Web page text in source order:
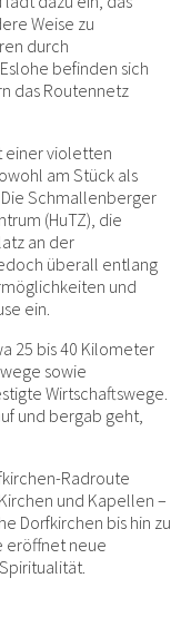
Weise zu
durch
befinden sich
das Routennetz
einer violetten
am Stück als
Schmallenberger
(HuTZ), die
an der
überall entlang
und
ein.
25 bis 40 Kilometer
sowie
Wirtschaftswege.
und bergab geht,
Radroute
und Kapellen –
Dorfkirchen bis hin zu
eröffnet neue